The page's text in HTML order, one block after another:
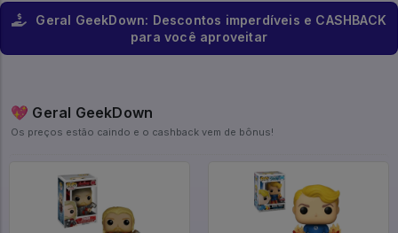
Geral GeekDown: Descontos imperdíveis e CASHBACK
para você aproveitar
💖 Geral GeekDown
Os preços estão caindo e o cashback vem de bônus!